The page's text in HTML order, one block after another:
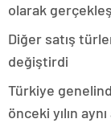
olarak
Diğer satış
değiştirdi
Türkiye
önceki yılın